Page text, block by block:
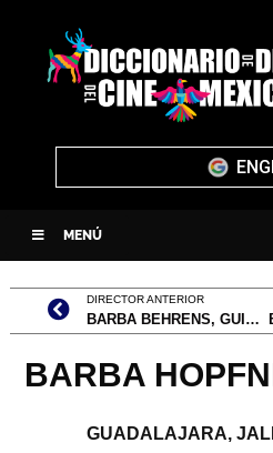
MENÚ
DIRECTOR ANTERIOR
BARBA BEHRENS, GUILLERMO
BARBA
GUADALAJARA,